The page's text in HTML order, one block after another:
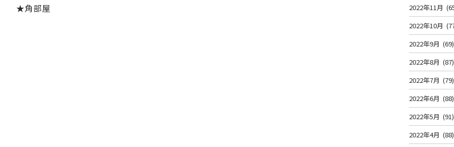
★角部屋
2022年11月
2022年10月
2022年9月 (69)
2022年8月 (87)
2022年7月 (79)
2022年6月 (88)
2022年5月 (91)
2022年4月 (88)